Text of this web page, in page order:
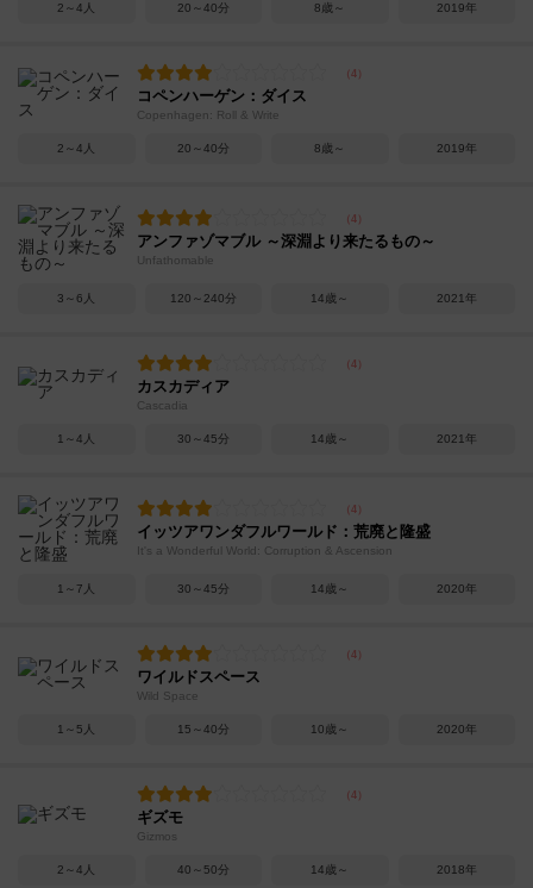
2～4人 20～40分 8歳～ 2019年
コペンハーゲン：ダイス
Copenhagen: Roll & Write
2～4人 20～40分 8歳～ 2019年
アンファゾマブル ～深淵より来たるもの～
Unfathomable
3～6人 120～240分 14歳～ 2021年
カスカディア
Cascadia
1～4人 30～45分 14歳～ 2021年
イッツアワンダフルワールド：荒廃と隆盛
It's a Wonderful World: Corruption & Ascension
1～7人 30～45分 14歳～ 2020年
ワイルドスペース
Wild Space
1～5人 15～40分 10歳～ 2020年
ギズモ
Gizmos
2～4人 40～50分 14歳～ 2018年